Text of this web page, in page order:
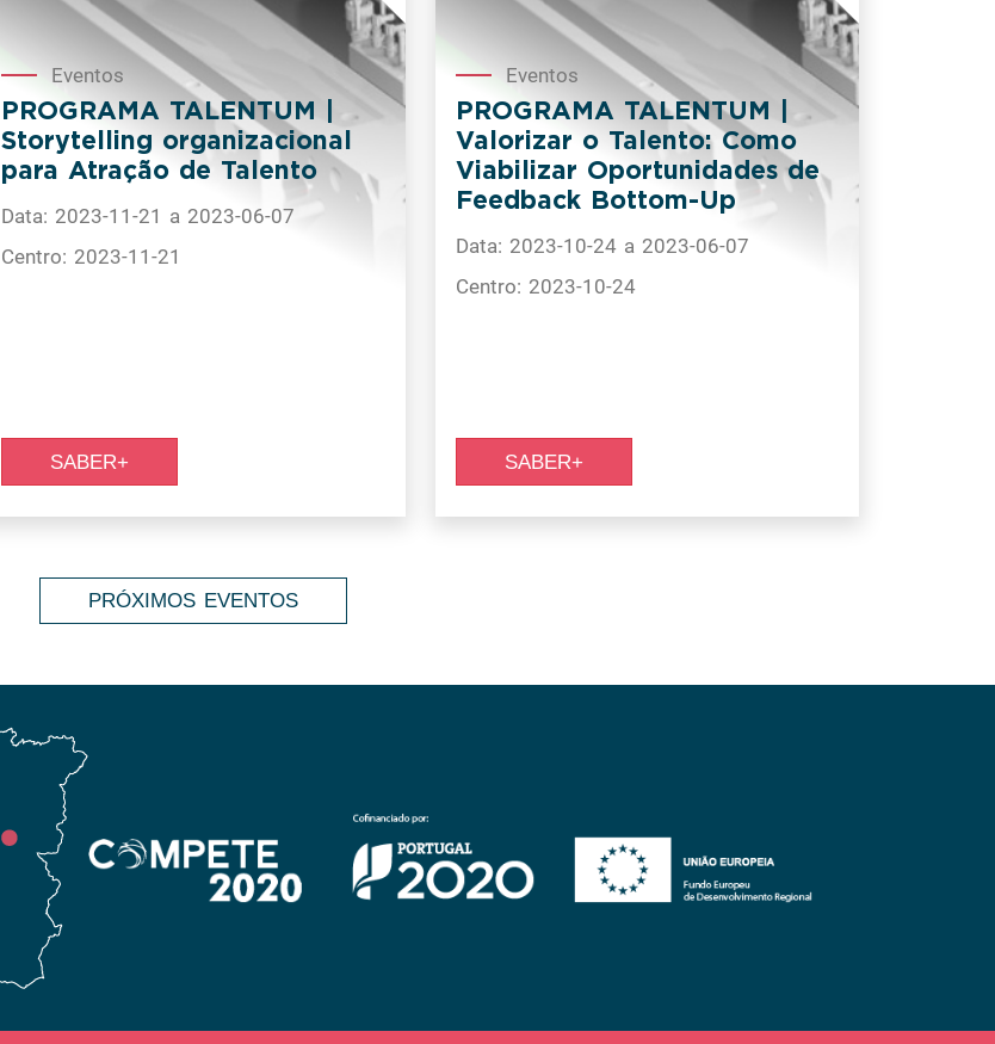
Eventos
PROGRAMA TALENTUM |
Storytelling organizacional
para Atração de Talento
Data: 2023-11-21 a 2023-06-07
Centro: 2023-11-21
SABER+
Eventos
PROGRAMA TALENTUM |
Valorizar o Talento: Como
Viabilizar Oportunidades de
Feedback Bottom-Up
Data: 2023-10-24 a 2023-06-07
Centro: 2023-10-24
SABER+
PRÓXIMOS EVENTOS